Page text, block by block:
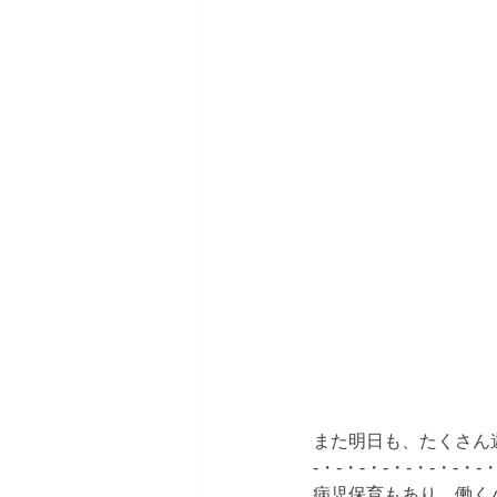
また明日も、たくさん
-・-・-・-・-・-・-・-